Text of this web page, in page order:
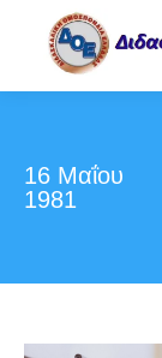
16 Μαΐου
1981